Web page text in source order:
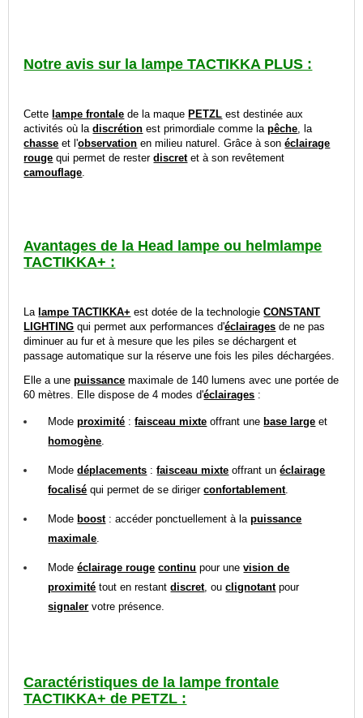
Notre avis sur la lampe TACTIKKA PLUS :
Cette lampe frontale de la maque PETZL est destinée aux
activités où ladiscrétion est primordiale comme lapêche, la
chasse et l'observation en milieu naturel. Grâce à sonéclairage
rouge qui permet de resterdiscretet à son revêtement
camouflage.
Avantages de la Head lampe ou helmlampe
TACTIKKA+ :
La lampe TACTIKKA+ est dotée de la technologieCONSTANT
LIGHTING qui permet aux performances d'éclairages de ne pas
diminuer au fur et à mesure que les piles se déchargent et
passage automatique sur la réserve une fois les piles déchargées.
Elle a unepuissance maximale de 140 lumens avec une portée de
60 mètres. Elle dispose de 4 modes d'éclairages :
Modeproximité :faisceau mixte offrant une base large et
homogène.
Modedéplacements :faisceau mixte offrant unéclairage
focalisé qui permet de se dirigerconfortablement.
Mode boost: accéder ponctuellement à lapuissance
maximale.
Modeéclairage rouge continu pour unevision de
proximité tout en restantdiscret, ouclignotantpour
signaler votre présence.
Caractéristiques de la lampe frontale
TACTIKKA+ de PETZL :